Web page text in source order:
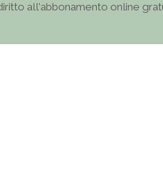
all'abbonamento online